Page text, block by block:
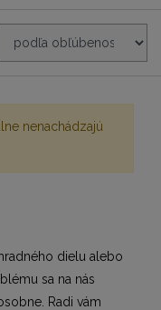
nenachádzajú
dielu alebo
sa na nás
Radi vám